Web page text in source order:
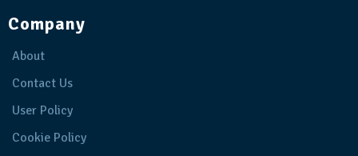
Company
About
Contact Us
User Policy
Cookie Policy